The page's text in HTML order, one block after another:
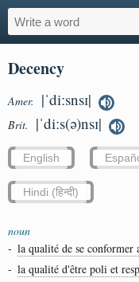
Decency
Amer. |ˈdiːsnsɪ|
Brit. |ˈdiːs(ə)nsɪ|
English
Hindi (हिन्दी)
noun
- la qualité de se
- la qualité d'être poli et